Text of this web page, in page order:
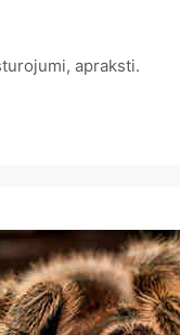
apraksti.